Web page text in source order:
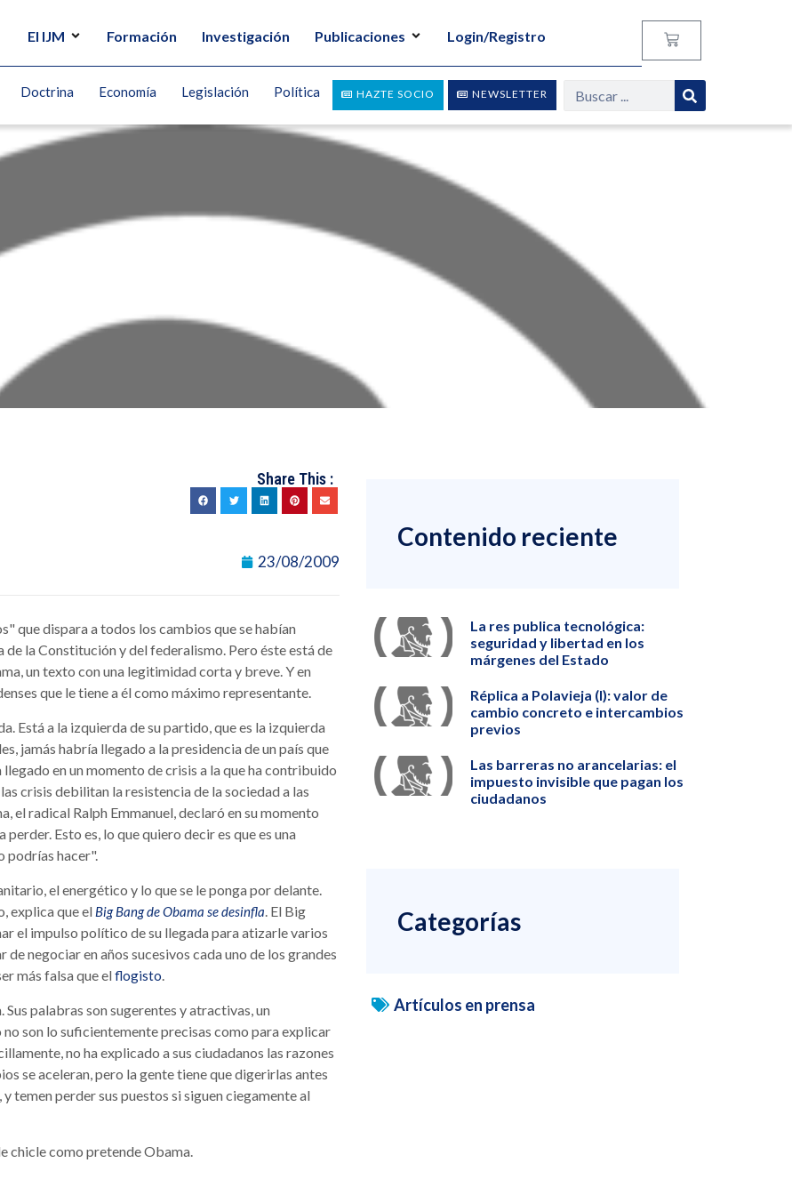
El IJM Formación Investigación Publicaciones Login/Registro
NEWSLETTER
HAZTE SOCIO
Doctrina Economía Legislación Política
Share This :
23/08/2009
que dispara a todos los cambios que se habían
la Constitución y del federalismo. Pero éste está de
un texto con una legitimidad corta y breve. Y en
que le tiene a él como máximo representante.
Está a la izquierda de su partido, que es la izquierda
jamás habría llegado a la presidencia de un país que
en un momento de crisis a la que ha contribuido
las crisis debilitan la resistencia de la sociedad a las
el radical Ralph Emmanuel, declaró en su momento
Esto es, lo que quiero decir es que es una
podrías hacer".
el energético y lo que se le ponga por delante.
explica que el Big Bang de Obama se desinfla. El Big
el impulso político de su llegada para atizarle varios
negociar en años sucesivos cada uno de los grandes
más falsa que elflogisto.
palabras son sugerentes y atractivas, un
son lo suficientemente precisas como para explicar
no ha explicado a sus ciudadanos las razones
se aceleran, pero la gente tiene que digerirlas antes
temen perder sus puestos si siguen ciegamente al
chicle como pretende Obama.
Contenido reciente
La res publica tecnológica:
seguridad y libertad en los
márgenes del Estado
Réplica a Polavieja (I): valor de
cambio concreto e intercambios
previos
Las barreras no arancelarias: el
impuesto invisible que pagan los
ciudadanos
Categorías
Artículos en prensa